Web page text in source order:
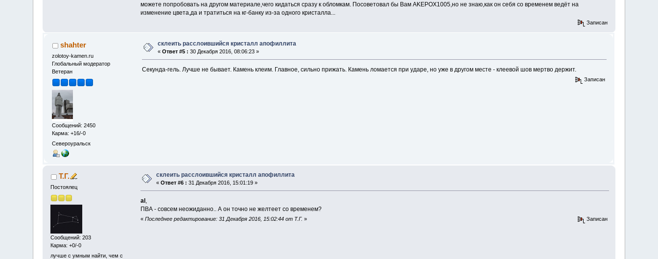
можете попробовать на другом материале,чего кидаться сразу к обломкам. Посоветовал бы Вам AKEPOX1005,но не знаю,как он себя со временем ведёт на
изменение цвета,да и тратиться на кг-банку из-за одного кристалла...
Записан
shahter
zolotoy-kamen.ru
Глобальный модератор
Ветеран
Сообщений: 2450
Карма: +16/-0
Североуральск
склеить расслоившийся кристалл апофиллита
«Ответ #5 : 30 Декабря 2016, 08:06:23 »
Секунда-гель. Лучше не бывает. Камень клеим. Главное, сильно прижать. Камень ломается при ударе, но уже в другом месте - клеевой шов мертво держит.
Записан
Т.Г.
Постоялец
Сообщений: 203
Карма: +0/-0
лучше с умным найти, чем с
склеить расслоившийся кристалл апофиллита
«Ответ #6 : 31 Декабря 2016, 15:01:19 »
al ,
ПВА - совсем неожиданно.. А он точно не желтеет со временем?
« Последнее редактирование: 31 Декабря 2016, 15:02:44 от Т.Г. » Записан